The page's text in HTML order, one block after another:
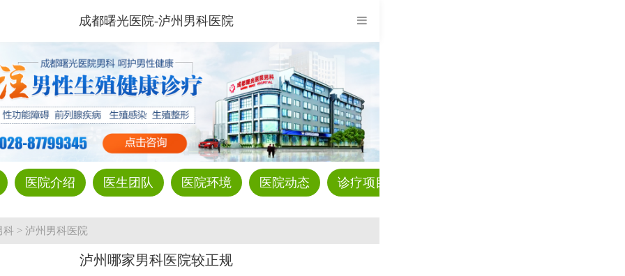
成都曙光医院-泸州男科医院
医院介绍 医生团队 医院环境 医院动态 诊疗项目
科 > 泸州男科医院
泸州哪家男科医院较正规